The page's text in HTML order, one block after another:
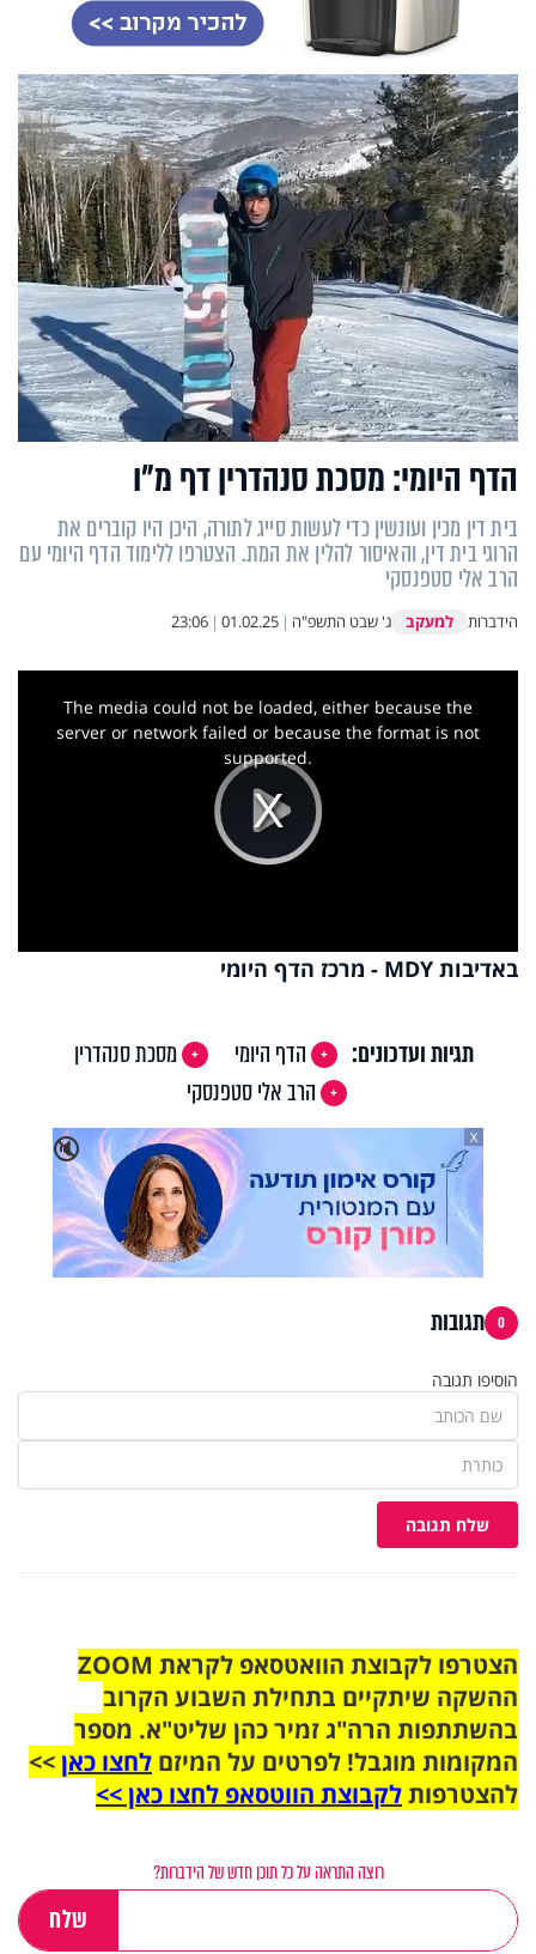
הדף היומי: מסכת סנהדרין דף מ"ו
בית דין מכין ועונשין כדי לעשות סייג לתורה, היכן היו קוברים את
הרוגי בית דין, והאיסור להלין את המת. הצטרפו ללימוד הדף היומי עם
הרב אלי סטפנסקי
הידברות למעקב ג' שבט התשפ"ה |
01.02.25
|
23:06
Play
Video
This
The media could not be loaded, either because the
server or network failed or because the format is not
supported.
באדיבות MDY - מרכז הדף היומי
תגיות ועדכונים: הדף היומי
מסכת סנהדרין
הרב אלי סטפנסקי
🔇
X
0 תגובות
הוסיפו תגובה
שלח תגובה
הצטרפו לקבוצת הוואטסאפ לקראת ZOOM
ההשקה שיתקיים בתחילת השבוע הקרוב
בהשתתפות הרה"ג זמיר כהן שליט"א. מספר
המקומות מוגבל! לפרטים על המיזם לחצו כאן>>
להצטרפותלקבוצת הווטסאפ לחצו כאן >>
רוצה התראה על כל תוכן חדש של הידברות?